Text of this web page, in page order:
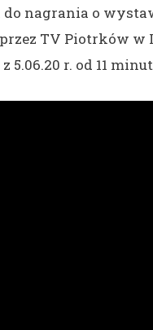
do nagrania o
TV Piotrków w
z 5.06.20 r. od 11